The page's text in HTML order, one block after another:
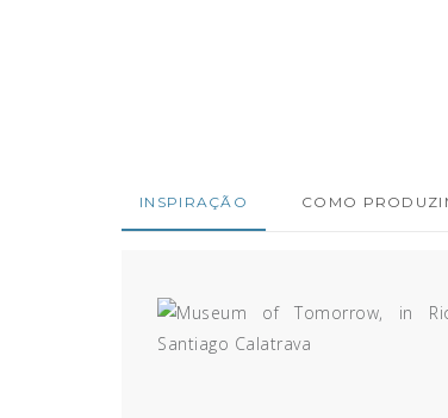
INSPIRAÇÃO COMO